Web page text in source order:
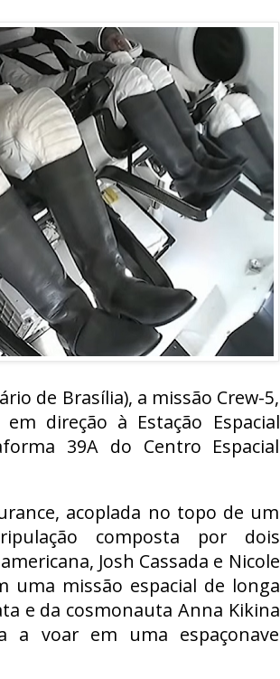
de Brasília), a missão Crew-5,
direção à Estação Espacial
39A do Centro Espacial
acoplada no topo de um
composta por dois
Josh Cassada e Nicole
uma missão espacial de longa
e da cosmonauta Anna Kikina
a voar em uma espaçonave